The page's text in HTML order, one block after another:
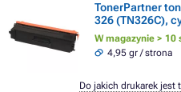
TonerPartner
326 (TN326C),
W magazynie > 10
4,95 gr / strona
Do jakich drukarek